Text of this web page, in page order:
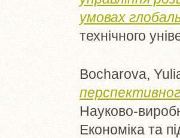
умовах
технічного
Bocharova,
Науково-
Економіка та